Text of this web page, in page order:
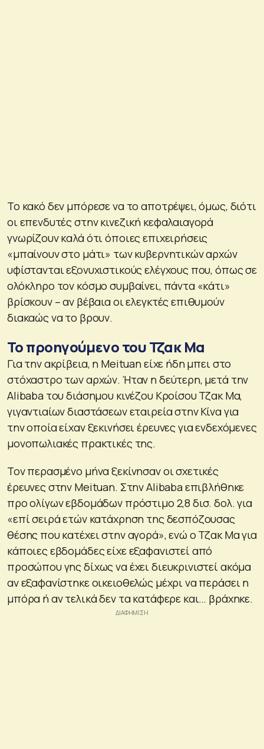
Το κακό δεν μπόρεσε να το αποτρέψει, όμως, διότι
οι επενδυτές στην κινεζική κεφαλαιαγορά
γνωρίζουν καλά ότι όποιες επιχειρήσεις
«μπαίνουν στο μάτι» των κυβερνητικών αρχών
υφίστανται εξονυχιστικούς ελέγχους που, όπως σε
ολόκληρο τον κόσμο συμβαίνει, πάντα «κάτι»
βρίσκουν – αν βέβαια οι ελεγκτές επιθυμούν
διακαώς να το βρουν.
Το προηγούμενο του Τζακ Μα
Για την ακρίβεια, η Meituan είχε ήδη μπει στο
στόχαστρο των αρχών. Ήταν η δεύτερη, μετά την
Alibaba του διάσημου κινέζου Κροίσου Τζακ Μα,
γιγαντιαίων διαστάσεων εταιρεία στην Κίνα για
την οποία είχαν ξεκινήσει έρευνες για ενδεχόμενες
μονοπωλιακές πρακτικές της.
Τον περασμένο μήνα ξεκίνησαν οι σχετικές
έρευνες στην Meituan. Στην Alibaba επιβλήθηκε
προ ολίγων εβδομάδων πρόστιμο 2,8 δισ. δολ. για
«επί σειρά ετών κατάχρηση της δεσπόζουσας
θέσης που κατέχει στην αγορά», ενώ ο Τζακ Μα για
κάποιες εβδομάδες είχε εξαφανιστεί από
προσώπου γης δίχως να έχει διευκρινιστεί ακόμα
αν εξαφανίστηκε οικειοθελώς μέχρι να περάσει η
μπόρα ή αν τελικά δεν τα κατάφερε και… βράχηκε.